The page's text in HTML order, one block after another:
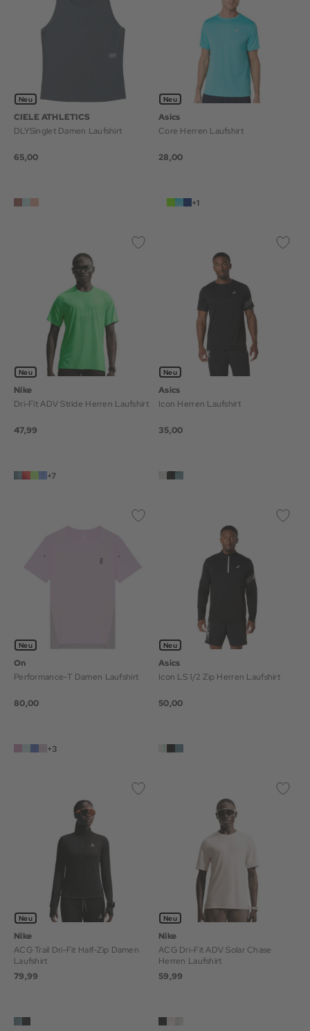
Neu
CIELE ATHLETICS
DLYSinglet Damen Laufshirt
65,00
Neu
Asics
Core Herren Laufshirt
28,00
+1
Neu
Nike
Dri-Fit ADV Stride Herren Laufshirt
47,99
+7
Neu
Asics
Icon Herren Laufshirt
35,00
Neu
On
Performance-T Damen Laufshirt
80,00
+3
Neu
Asics
Icon LS 1/2 Zip Herren Laufshirt
50,00
Neu
Nike
ACG Trail Dri-Fit Half-Zip Damen
Laufshirt
79,99
Neu
Nike
ACG Dri-Fit ADV Solar Chase
Herren Laufshirt
59,99